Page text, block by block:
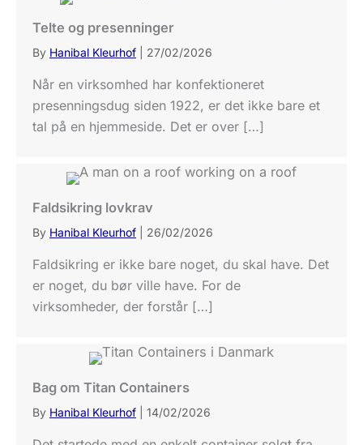
Telte og presenninger
By Hanibal Kleurhof 27/02/2026
Når en virksomhed har konfektioneret
presenningsdug siden 1922, er det ikke bare et
tal på en hjemmeside. Det er over […]
Faldsikring lovkrav
By Hanibal Kleurhof 26/02/2026
Faldsikring er ikke bare noget, du skal have. Det
er noget, du bør ville have. For de
virksomheder, der forstår […]
Bag om Titan Containers
By Hanibal Kleurhof 14/02/2026